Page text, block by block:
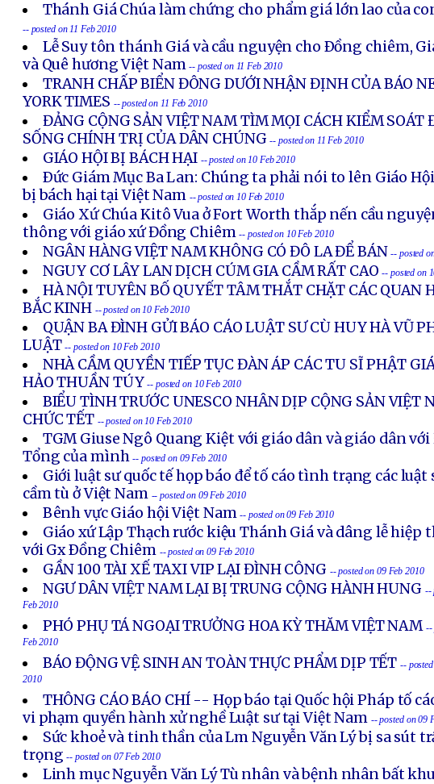
Thánh Giá Chúa làm chứng cho phẩm giá lớn lao của
-- posted on 11 Feb 2010
Lễ Suy tôn thánh Giá và cầu nguyện cho Ðồng chiêm,
và Quê hương Việt Nam-- posted on 11 Feb 2010
TRANH CHẤP BIỂN ĐÔNG DƯỚI NHẬN ĐỊNH CỦA BÁO
YORK TIMES -- posted on 11 Feb 2010
ĐẢNG CỘNG SẢN VIỆT NAM TÌM MỌI CÁCH KIỂM SOÁT
SỐNG CHÍNH TRỊ CỦA DÂN CHÚNG -- posted on 11 Feb 2010
GIÁO HỘI BỊ BÁCH HẠI -- posted on 10 Feb 2010
Ðức Giám Mục Ba Lan: Chúng ta phải nói to lên Giáo
bị bách hại tại Việt Nam -- posted on 10 Feb 2010
Giáo Xứ Chúa Kitô Vua ở Fort Worth thắp nến cầu
thông với giáo xứ Đồng Chiêm -- posted on 10 Feb 2010
NGÂN HÀNG VIỆT NAM KHÔNG CÓ ĐÔ LA ĐỂ BÁN -- posted
NGUY CƠ LÂY LAN DỊCH CÚM GIA CẦM RẤT CAO -- posted on
HÀ NỘI TUYÊN BỐ QUYẾT TÂM THẮT CHẶT CÁC QUAN
BẮC KINH -- posted on 10 Feb 2010
QUẬN BA ĐÌNH GỬI BÁO CÁO LUẬT SƯ CÙ HUY HÀ VŨ
LUẬT -- posted on 10 Feb 2010
NHÀ CẦM QUYỀN TIẾP TỤC ĐÀN ÁP CÁC TU SĨ PHẬT
HẢO THUẦN TÚY -- posted on 10 Feb 2010
BIỂU TÌNH TRƯỚC UNESCO NHÂN DỊP CỘNG SẢN VIỆT
CHỨC TẾT -- posted on 10 Feb 2010
TGM Giuse Ngô Quang Kiệt với giáo dân và giáo dân với
Tổng của mình -- posted on 09 Feb 2010
Giới luật sư quốc tế họp báo để tố cáo tình trạng các luật
cầm tù ở Việt Nam -- posted on 09 Feb 2010
Bênh vực Giáo hội Việt Nam-- posted on 09 Feb 2010
Giáo xứ Lập Thạch rước kiệu Thánh Giá và dâng lễ hiệp
với Gx Ðồng Chiêm -- posted on 09 Feb 2010
GẦN 100 TÀI XẾ TAXI VIP LẠI ĐÌNH CÔNG -- posted on 09 Feb 2010
NGƯ DÂN VIỆT NAM LẠI BỊ TRUNG CỘNG HÀNH HUNG --
Feb 2010
PHÓ PHỤ TÁ NGOẠI TRƯỞNG HOA KỲ THĂM VIỆT NAM --
Feb 2010
BÁO ĐỘNG VỆ SINH AN TOÀN THỰC PHẨM DỊP TẾT --
2010
THÔNG CÁO BÁO CHÍ -- Họp báo tại Quốc hội Pháp tố
vi phạm quyền hành xử nghề Luật sư tại Việt Nam -- posted on 09
Sức khoẻ và tinh thần của Lm Nguyễn Văn Lý bị sa sút
trọng-- posted on 07 Feb 2010
Linh mục Nguyễn Văn Lý Tù nhân và bệnh nhân bất